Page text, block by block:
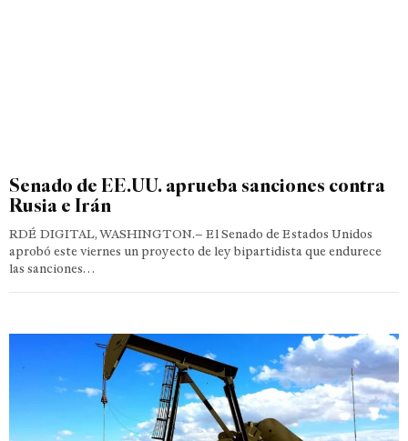
Senado de EE.UU. aprueba sanciones contra
Rusia e Irán
RDÉ DIGITAL, WASHINGTON.– El Senado de Estados Unidos
aprobó este viernes un proyecto de ley bipartidista que endurece
las sanciones…